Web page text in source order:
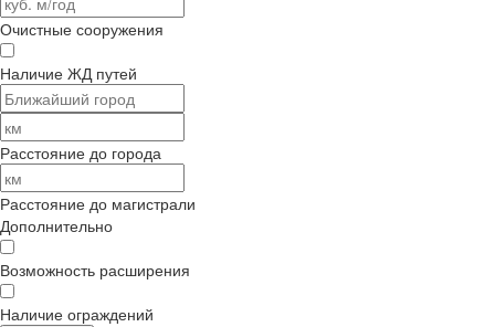
Очистные сооружения
Наличие ЖД путей
Расстояние до города
Расстояние до магистрали
Дополнительно
Возможность расширения
Наличие ограждений